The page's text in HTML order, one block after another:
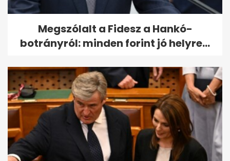
Megszólalt a Fidesz a Hankó-
botrányról: minden forint jó helyre...